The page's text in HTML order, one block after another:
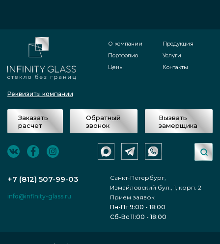
Реквизиты компании
О компании
Портфолио
Цены
Продукция
Услуги
Контакты
Заказать
расчет
Обратный
звонок
Вызвать
замерщика
+7 (812) 507-99-03
Санкт-Петербург,
Измайловский бул., 1, корп. 2
info@infinity-glass.ru
Прием заявок
Пн-Пт 9:00 - 18:00
Сб-Вс 11:00 - 18:00